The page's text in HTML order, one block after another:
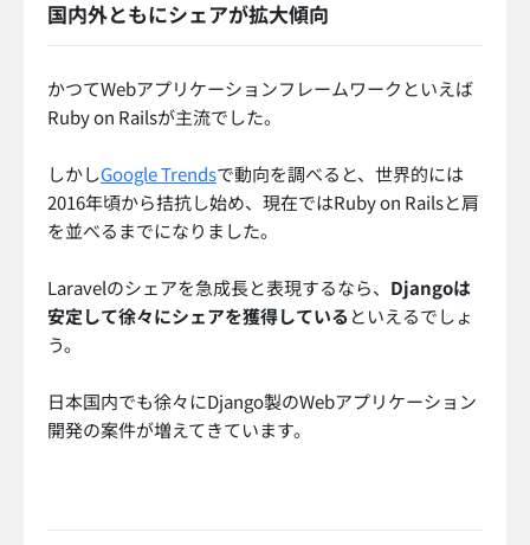
国内外ともにシェアが拡大傾向
かつてWebアプリケーションフレームワークといえば
Ruby on Railsが主流でした。
しかしGoogle Trendsで動向を調べると、世界的には
2016年頃から拮抗し始め、現在ではRuby on Railsと肩
を並べるまでになりました。
Laravelのシェアを急成長と表現するなら、 Djangoは
安定して徐々にシェアを獲得しているといえるでしょ
う。
日本国内でも徐々にDjango製のWebアプリケーション
開発の案件が増えてきています。